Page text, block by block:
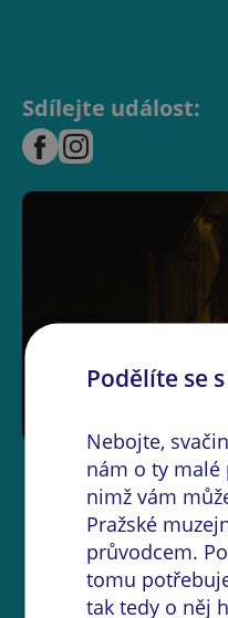
Sdílejte událost:
Podělíte se
Nebojte,
nám o ty malé
nimž vám
Pražské
průvodcem.
tomu
tak tedy o něj